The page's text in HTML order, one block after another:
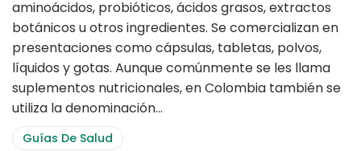
aminoácidos, probióticos, ácidos grasos, extractos
botánicos u otros ingredientes. Se comercializan en
presentaciones como cápsulas, tabletas, polvos,
líquidos y gotas. Aunque comúnmente se les llama
suplementos nutricionales, en Colombia también se
utiliza la denominación…
Guías De Salud